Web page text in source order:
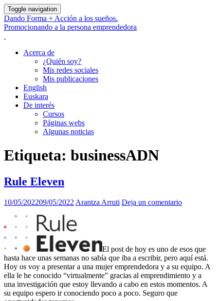
Toggle navigation
Dando Forma + Acción a los sueños.
Promocionando a la persona emprendedora
Acerca de
¿Quién soy?
Mis redes sociales
Mis publicaciones
English
Euskara
De interés
Cursos
Páginas webs
Algunas noticias
Etiqueta: businessADN
Rule Eleven
10/05/202209/05/2022 Arantza Arruti Deja un comentario
El post de hoy es uno de esos que
hasta hace unas semanas no sabía que iba a escribir, pero aquí está.
Hoy os voy a presentar a una mujer emprendedora y a su equipo. A
ella le he conocido “virtualmente” gracias al emprendimiento y a
una investigación que estoy llevando a cabo en estos momentos. A
su equipo espero ir conociendo poco a poco. Seguro que